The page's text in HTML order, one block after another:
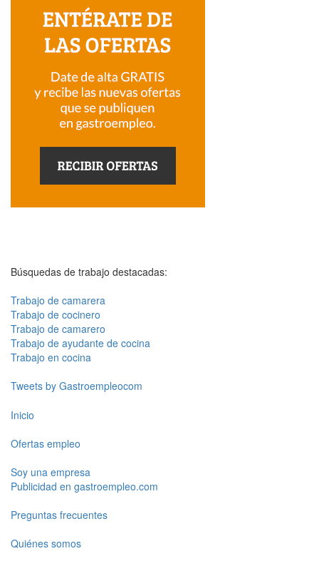
Búsquedas de trabajo destacadas:
Trabajo de camarera
Trabajo de cocinero
Trabajo de camarero
Trabajo de ayudante de cocina
Trabajo en cocina
Tweets by Gastroempleocom
Inicio
Ofertas empleo
Soy una empresa
Publicidad en gastroempleo.com
Preguntas frecuentes
Quiénes somos